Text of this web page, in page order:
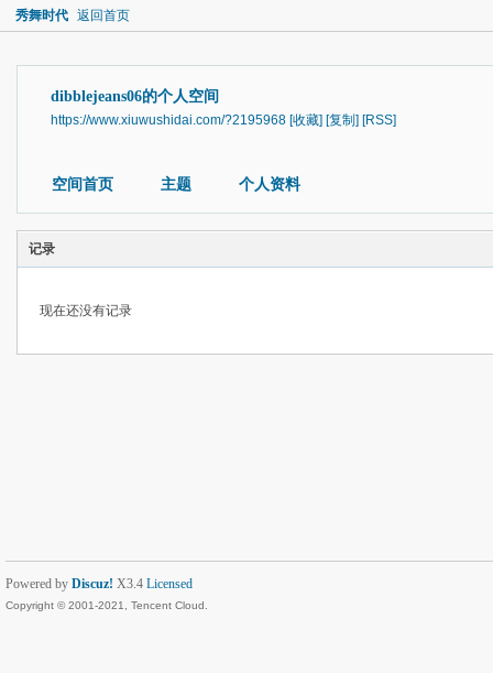
秀舞时代 返回首页
dibblejeans06的个人空间
https://www.xiuwushidai.com/?2195968 [收藏] [复制] [RSS]
空间首页 主题 个人资料
记录
现在还没有记录
Powered by Discuz! X3.4 Licensed
Copyright © 2001-2021, Tencent Cloud.